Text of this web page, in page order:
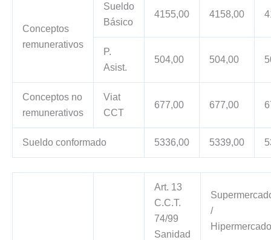
Conceptos
remunerativos
Sueldo
Básico
4155,00 4158,00
P.
Asist.
504,00 504,00
Conceptos no
remunerativos
Viat
CCT
677,00 677,00
Sueldo conformado 5336,00 5339,00
Art. 13
C.C.T.
74/99
Sanidad
/
Hipermercado